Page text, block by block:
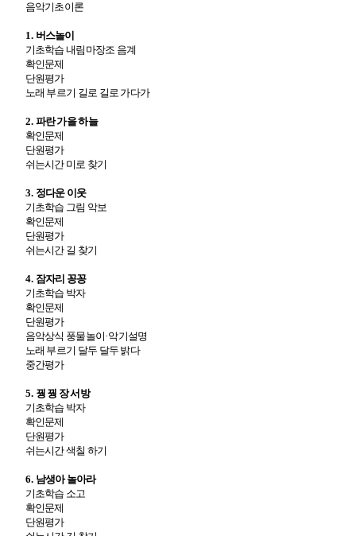
음악기초이론
1. 버스놀이
기초학습 내림마장조 음계
확인문제
단원평가
노래 부르기 길로 길로 가다가
2. 파란 가을 하늘
확인문제
단원평가
쉬는시간 미로 찾기
3. 정다운 이웃
기초학습 그림 악보
확인문제
단원평가
쉬는시간 길 찾기
4. 잠자리 꽁꽁
기초학습 박자
확인문제
단원평가
음악상식 풍물놀이·악기설명
노래 부르기 달두 달두 밝다
중간평가
5. 꿩 꿩 장 서방
기초학습 박자
확인문제
단원평가
쉬는시간 색칠 하기
6. 남생아 놀아라
기초학습 소고
확인문제
단원평가